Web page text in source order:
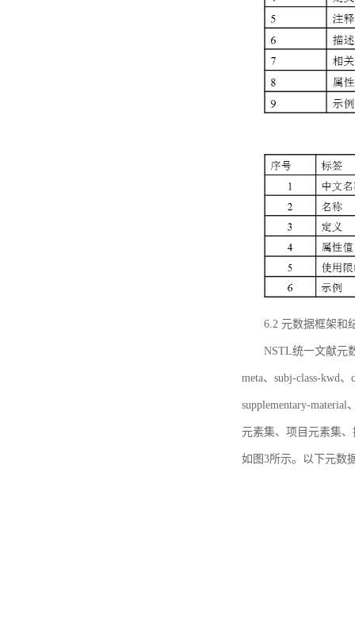
6.2 元数据框架和
NSTL统一文献元
meta、subj-class-kwd
supplementary-
元素集、项目元素集
如图3所示。以下元数